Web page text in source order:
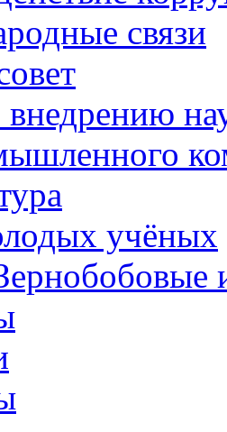
связи
учёных